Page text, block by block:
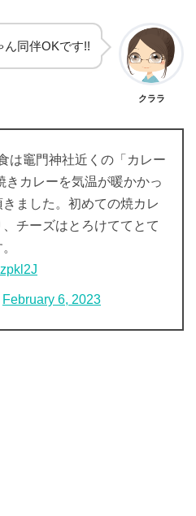
ん同伴OKです!!
クララ
は竈門神社近くの「カレー
きカレーを気温が暖かかっ
ました。初めての焼カレ
チーズはとろけててとて
February 6, 2023